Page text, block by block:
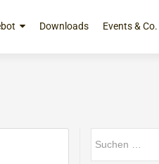
Downloads Events & Co.